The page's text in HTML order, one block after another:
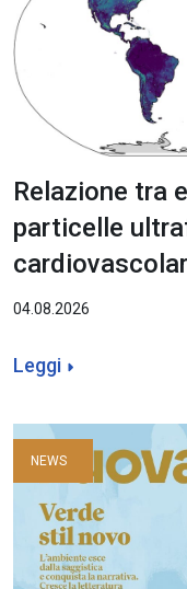
Relazione tra
particelle
04.08.2026
Leggi
NEWS